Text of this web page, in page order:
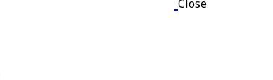
Close